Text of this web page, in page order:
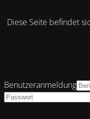
Diese Seite befindet
Benutzeranmeldung